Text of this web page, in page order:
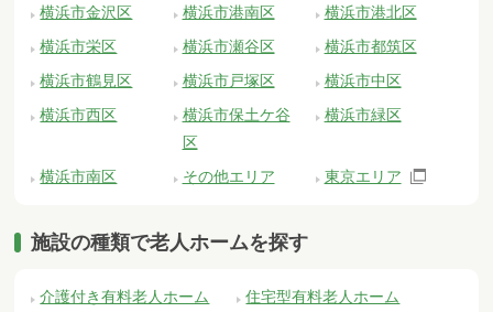
横浜市金沢区
横浜市港南区
横浜市港北区
横浜市栄区
横浜市瀬谷区
横浜市都筑区
横浜市鶴見区
横浜市戸塚区
横浜市中区
横浜市西区
横浜市保土ケ谷
区
横浜市緑区
横浜市南区 その他エリア 東京エリア
施設の種類で老人ホームを探す
介護付き有料老人ホーム
住宅型有料老人ホーム